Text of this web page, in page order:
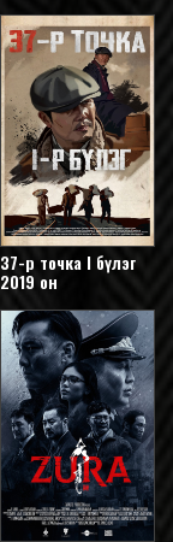
37-р точка I бүлэг
2019 он